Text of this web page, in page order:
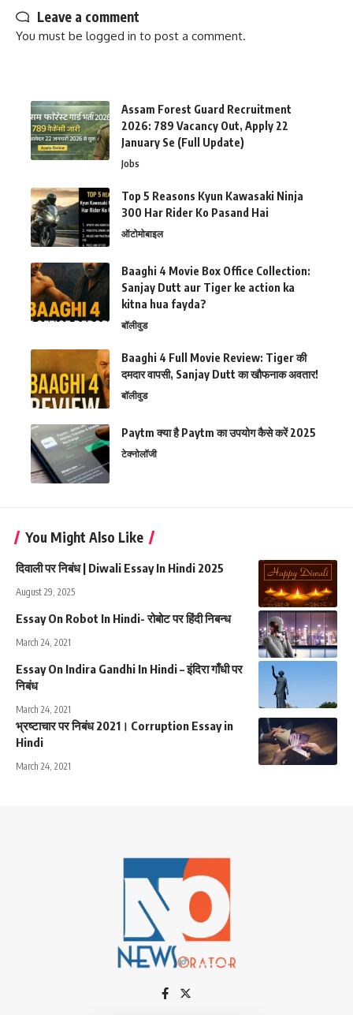
Leave a comment
You must be logged in to post a comment.
Assam Forest Guard Recruitment
2026: 789 Vacancy Out, Apply 22
January Se (Full Update)
Jobs
Top 5 Reasons Kyun Kawasaki Ninja
300 Har Rider Ko Pasand Hai
ऑटोमोबाइल
Baaghi 4 Movie Box Office Collection:
Sanjay Dutt aur Tiger ke action ka
kitna hua fayda?
बॉलीवुड
Baaghi 4 Full Movie Review: Tiger की
दमदार वापसी, Sanjay Dutt का खौफनाक अवतार!
बॉलीवुड
Paytm क्या है Paytm का उपयोग कैसे करें 2025
टेक्नोलॉजी
You Might Also Like
दिवाली पर निबंध | Diwali Essay In Hindi 2025
August 29, 2025
Essay On Robot In Hindi- रोबोट पर हिंदी निबन्ध
March 24, 2021
Essay On Indira Gandhi In Hindi – इंदिरा गाँधी पर
निबंध
March 24, 2021
भ्रष्टाचार पर निबंध 2021। Corruption Essay in
Hindi
March 24, 2021